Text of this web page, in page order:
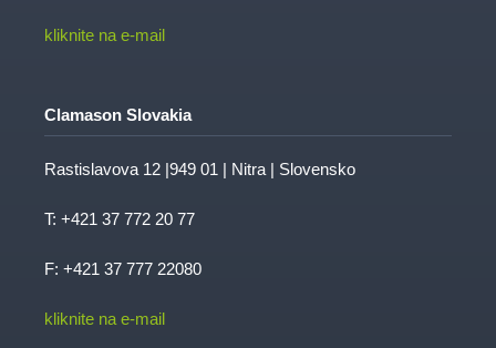
kliknite na e-mail
Clamason Slovakia
Rastislavova 12 |949 01 | Nitra | Slovensko
T: +421 37 772 20 77
F: +421 37 777 22080
kliknite na e-mail